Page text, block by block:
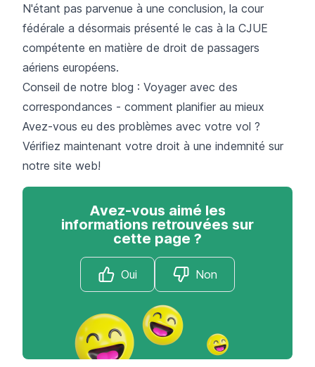
N'étant pas parvenue à une conclusion, la cour
fédérale a désormais présenté le cas à la CJUE
compétente en matière de droit de passagers
aériens européens.
Conseil de notre blog : Voyager avec des
correspondances - comment planifier au mieux
Avez-vous eu des problèmes avec votre vol ?
Vérifiez maintenant votre droit à une indemnité sur
notre site web!
Avez-vous aimé les
informations retrouvées sur
cette page ?
Oui Non